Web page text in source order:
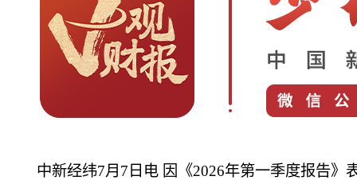
中新经纬7月7日电 因《2026年第一季度报告》